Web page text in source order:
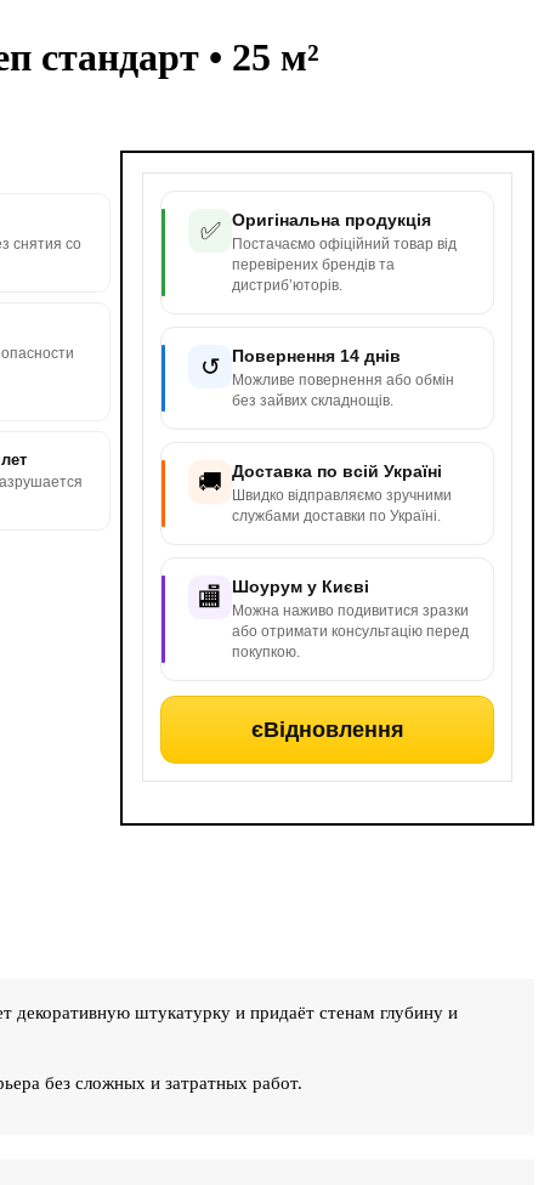
стандарт • 25 м²
✅ Оригінальна продукція
Постачаємо офіційний товар від
перевірених брендів та
дистриб’юторів.
↺ Повернення 14 днів
Можливе повернення або обмін
без зайвих складнощів.
🚚 Доставка по всій Україні
Швидко відправляємо зручними
службами доставки по Україні.
🏬 Шоурум у Києві
Можна наживо подивитися зразки
або отримати консультацію перед
покупкою.
єВідновлення
снятия со
декоративную штукатурку и придаёт стенам глубину и
без сложных и затратных работ.